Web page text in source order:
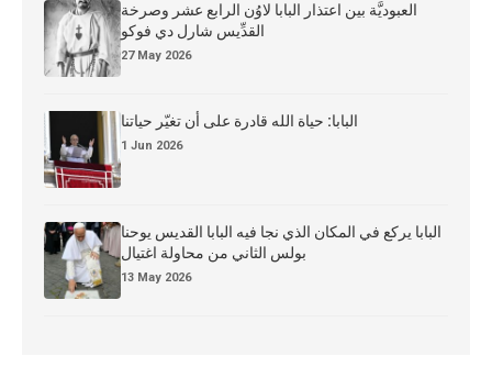
العبوديَّة بين اعتذار البابا لاوُن الرابع عشر وصرخة
القدِّيس شارل دي فوكو
27 May 2026
البابا: حياة الله قادرة على أن تغيّر حياتنا
1 Jun 2026
البابا يركع في المكان الذي نجا فيه البابا القديس يوحنا
بولس الثاني من محاولة اغتيال
13 May 2026